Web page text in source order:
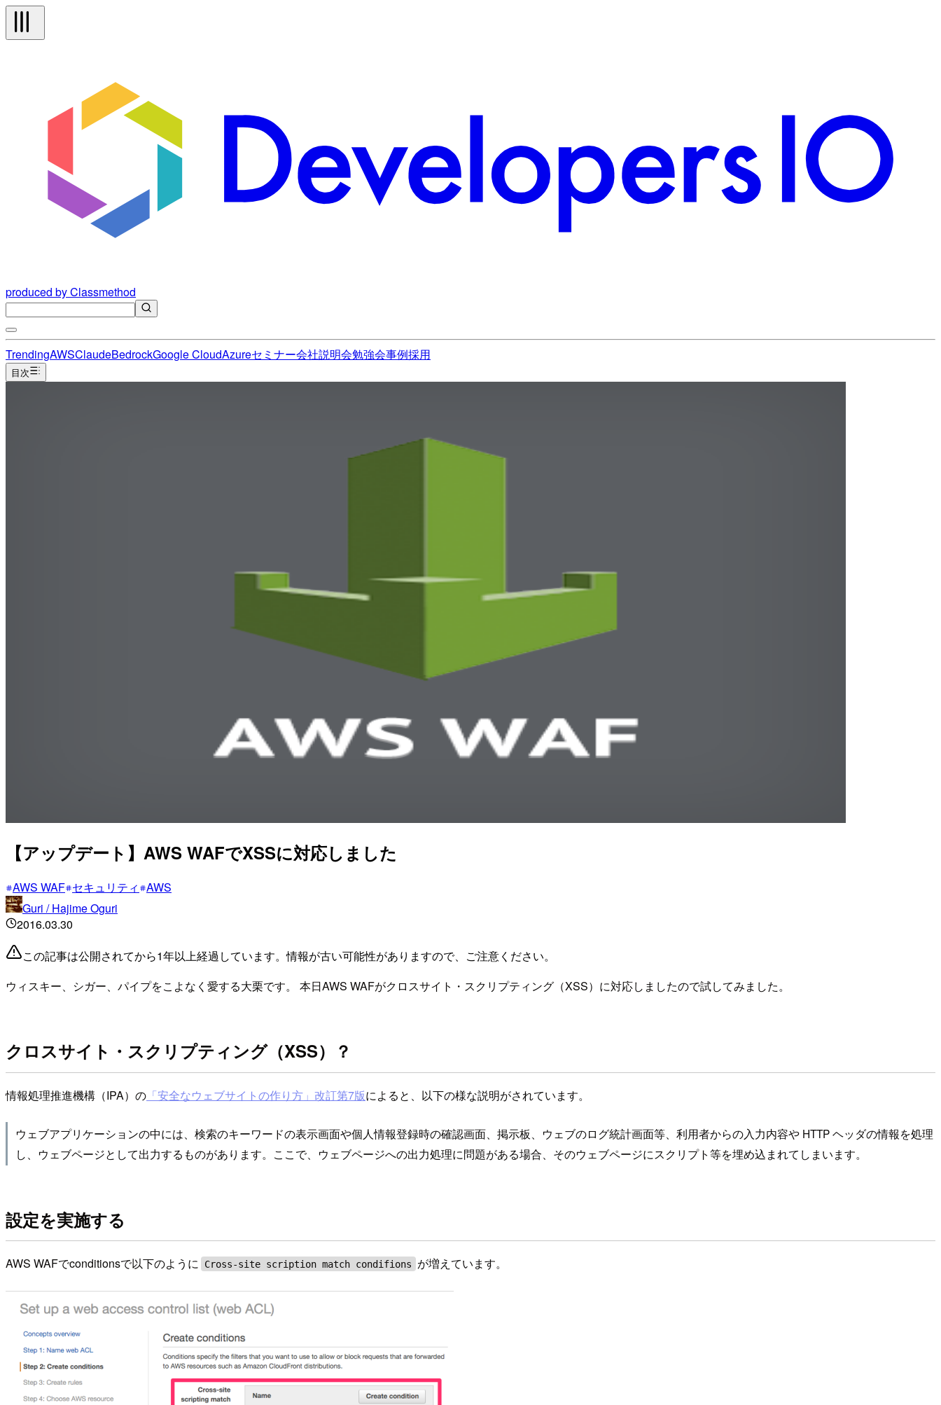
produced by Classmethod
TrendingAWSClaudeBedrockGoogle CloudAzureセミナー会社説明会勉強会事例採用
目次
【アップデート】AWS WAFでXSSに対応しました
AWS WAF セキュリティ AWS
Guri / Hajime Oguri
2016.03.30
この記事は公開されてから1年以上経過しています。情報が古い可能性がありますので、ご注意ください。
ウィスキー、シガー、パイプをこよなく愛する大栗です。 本日AWS WAFがクロスサイト・スクリプティング（XSS）に対応しましたので試してみました。
クロスサイト・スクリプティング（XSS）？
情報処理推進機構（IPA）の 「安全なウェブサイトの作り方」改訂第7版によると、以下の様な説明がされています。
ウェブアプリケーションの中には、検索のキーワードの表示画面や個人情報登録時の確認画面、掲示板、ウェブのログ統計画面等、利用者からの入力内容や HTTP ヘッダの情報を処理
し、ウェブページとして出力するものがあります。ここで、ウェブページへの出力処理に問題がある場合、そのウェブページにスクリプト等を埋め込まれてしまいます。
設定を実施する
AWS WAFでconditionsで以下のように Cross-site scription match condifions が増えています。